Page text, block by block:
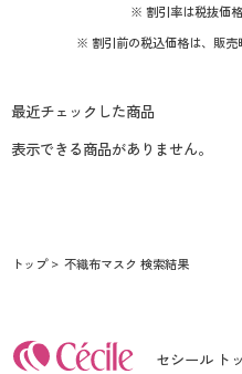
ご利用ガイド※ 割引率は税抜価
※ 割引前の税込価格は、販売
最近チェックした商品
表示できる商品がありません。
トップ 不織布マスク 検索結果
セシール ト